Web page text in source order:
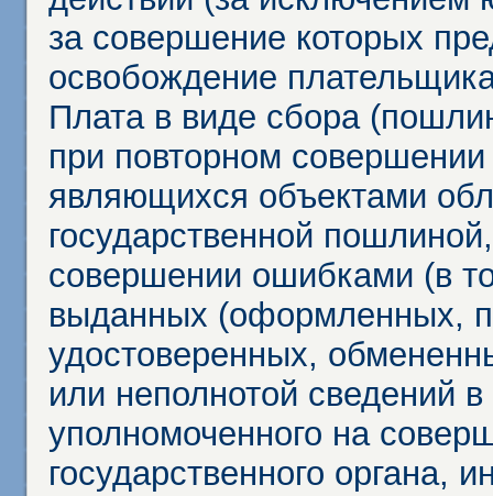
за совершение которых
освобождение
Плата в виде сбора
при повторном
являющихся объектами
государственной
совершении ошибками (в
выданных (оформленных,
удостоверенных,
или неполнотой сведений
уполномоченного на
государственного органа,